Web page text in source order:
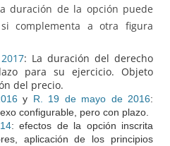
duración de la opción puede
complementa a otra figura
: La duración del derecho
para su ejercicio. Objeto
del precio.
y R. 19 de mayo de 2016:
configurable, pero con plazo.
: efectos de la opción inscrita
aplicación de los principios